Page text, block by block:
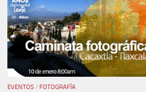
EVENTOS / FOTOGRAFÍA